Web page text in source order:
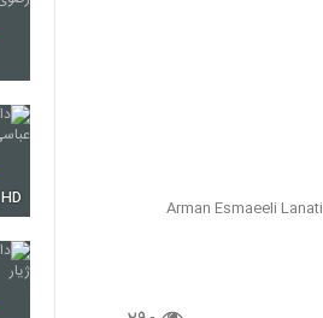
Arman Esmaeeli Lanati
HD